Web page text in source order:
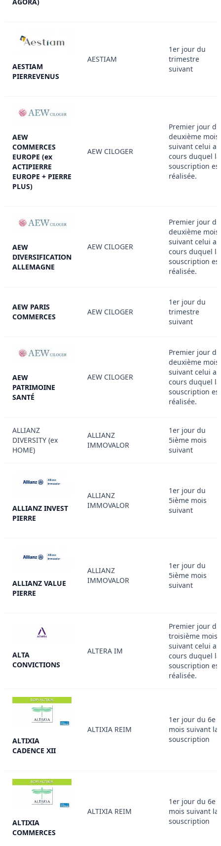
AESTIAM
PIERREVENUS
AESTIAM
1er jour du
trimestre
suivant
AEW
COMMERCES
EUROPE (ex
ACTIPIERRE
EUROPE + PIERRE
PLUS)
AEW CILOGER
Premier jour du
deuxième mois
suivant celui au
cours duquel la
souscription est
réalisée.
AEW
DIVERSIFICATION
ALLEMAGNE
AEW CILOGER
Premier jour du
deuxième mois
suivant celui au
cours duquel la
souscription est
réalisée.
AEW PARIS
COMMERCES
AEW CILOGER
1er jour du
trimestre
suivant
AEW
PATRIMOINE
SANTÉ
AEW CILOGER
Premier jour du
deuxième mois
suivant celui au
cours duquel la
souscription est
réalisée.
ALLIANZ
DIVERSITY (ex
HOME)
ALLIANZ
IMMOVALOR
1er jour du
5ième mois
suivant
ALLIANZ INVEST
PIERRE
ALLIANZ
IMMOVALOR
1er jour du
5ième mois
suivant
ALLIANZ VALUE
PIERRE
ALLIANZ
IMMOVALOR
1er jour du
5ième mois
suivant
ALTA
CONVICTIONS
ALTERA IM
Premier jour du
troisième mois
suivant celui au
cours duquel la
souscription est
réalisée.
ALTIXIA
CADENCE XII
ALTIXIA REIM
1er jour du 6e
mois suivant la
souscription
ALTIXIA
COMMERCES
ALTIXIA REIM
1er jour du 6e
mois suivant la
souscription